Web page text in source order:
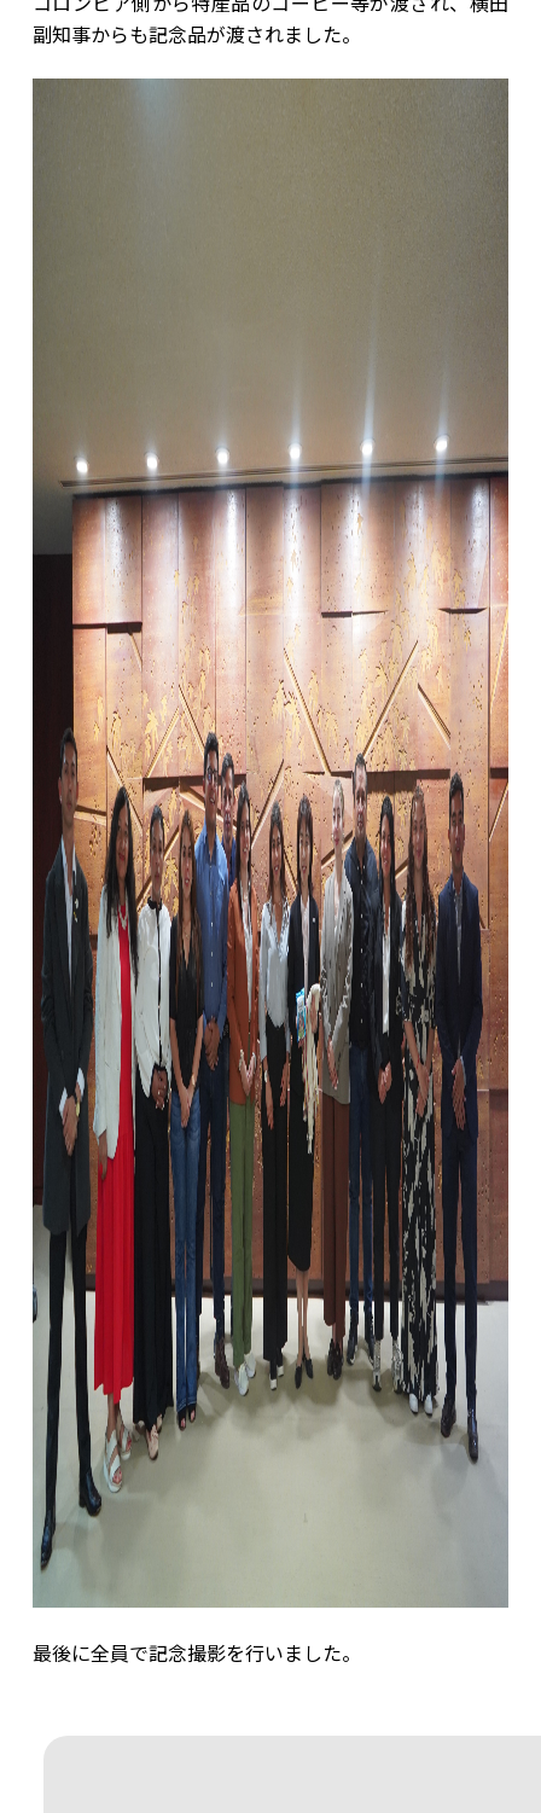
副知事からも記念品が渡されました。
最後に全員で記念撮影を行いました。